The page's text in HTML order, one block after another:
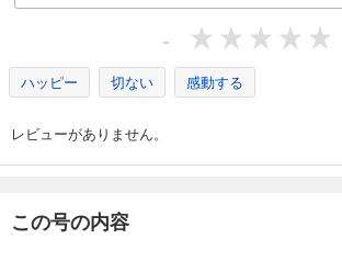
あらすじを表示する
フォトコン2025年7月号
1,048円 (税込)
あらすじを表示する
フォトコン2025年6月号
-
ハッピー 切ない 感動する
レビューがありません。
この号の内容